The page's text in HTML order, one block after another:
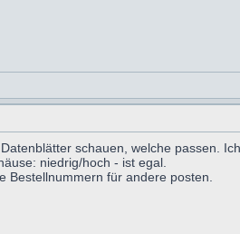
schauen, welche passen.
niedrig/hoch - ist egal.
Bestellnummern für andere posten.